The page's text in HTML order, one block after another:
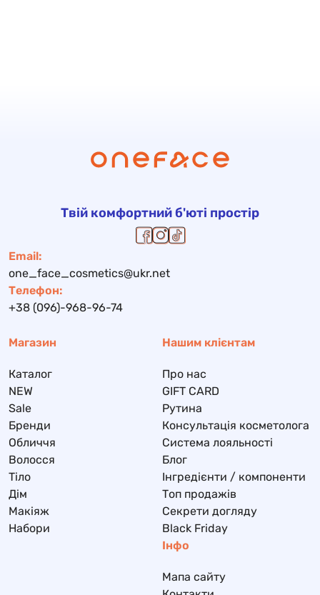
Твій комфортний б'юті простір
Email:
one_face_cosmetics@ukr.net
Телефон:
+38 (096)-968-96-74
Магазин
Каталог
NEW
Sale
Бренди
Обличчя
Волосся
Тіло
Дім
Макіяж
Набори
Нашим клієнтам
Про нас
GIFT CARD
Рутина
Консультація косметолога
Система лояльності
Блог
Інгредієнти / компоненти
Топ продажів
Секрети догляду
Black Friday
Інфо
Мапа сайту